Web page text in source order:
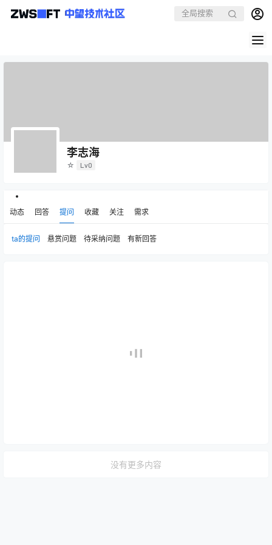
李志海
☆ Lv0
动态 回答 提问 收藏 关注 需求
ta的提问 悬赏问题 待采纳问题 有新回答
没有更多内容